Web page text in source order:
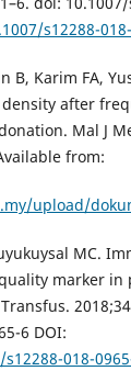
s12288-
B, Karim FA,
after
Mal J
from:
upload/
MC.
marker in
6 DOI:
018-